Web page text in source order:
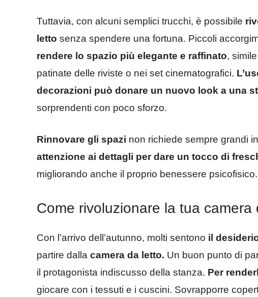
Tuttavia, con alcuni semplici trucchi, è possibile
letto senza spendere una fortuna. Piccoli
rendere lo spazio più elegante e raffinato,
patinate delle riviste o nei set cinematografici.
decorazioni può donare un nuovo look a una
sorprendenti con poco sforzo.
Rinnovare gli spazi non richiede sempre grandi
attenzione ai dettagli per dare un tocco di
migliorando anche il proprio benessere psicofisico.
Come rivoluzionare la tua
Con l’arrivo dell’autunno, molti sentono il
partire dalla camera da letto. Un buon punto di
il protagonista indiscusso della stanza. Per
giocare con i tessuti e i cuscini. Sovrapporre